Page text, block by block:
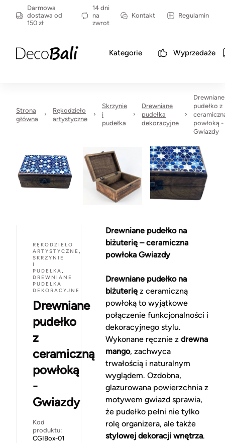
Darmowa
dostawa od
150 zł
14 dni
na
zwrot
Kontakt Regulamin
Kategorie Wyprzedaże
Strona
główna
Rękodzieło
artystyczne
Skrzynie
i
pudełka
Drewniane
pudełka
dekoracyjne
Drewniane
pudełko z
powłoką -
Gwiazdy
RĘKODZIEŁO
ARTYSTYCZNE ,
SKRZYNIE
I
PUDEŁKA,
DREWNIANE
PUDEŁKA
DEKORACYJNE
Drewniane
pudełko
z
ceramiczną
powłoką
-
Gwiazdy
Kod
produktu:
CGIBox-01
Drewniane pudełko na
biżuterię – ceramiczna
powłoka Gwiazdy
Drewniane pudełko na
biżuterięz ceramiczną
powłoką to wyjątkowe
połączenie funkcjonalności i
dekoracyjnego stylu.
Wykonane ręcznie z drewna
mango, zachwyca
trwałością i naturalnym
wyglądem. Ozdobna,
glazurowana powierzchnia z
motywem gwiazd sprawia,
że pudełko pełni nie tylko
rolę organizera, ale także
stylowej dekoracji wnętrza.